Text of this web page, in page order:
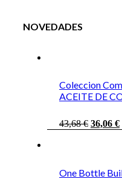
NOVEDADES
Coleccion
ACEITE DE
43,68€ El
36,06 €
One Bottle